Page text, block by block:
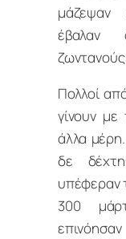
μάζεψαν
έβαλαν
Πολλοί
γίνουν με
άλλα
δε
υπέφεραν
300